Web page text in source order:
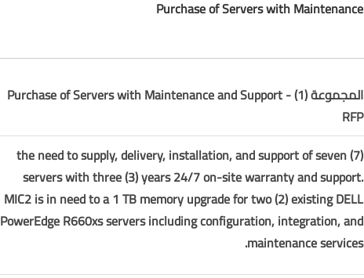
المجموعة (1) - Purchase of Servers with Maintenance and Support
RFP
the need to supply, delivery, installation, and support of seven (7)
servers with three (3) years 24/7 on-site warranty and support.
MIC2 is in need to a 1 TB memory upgrade for two (2) existing DELL
PowerEdge R660xs servers including configuration, integration, and
maintenance services.